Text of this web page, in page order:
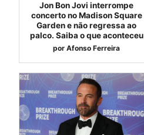
Jon Bon Jovi interrompe
concerto no Madison Square
Garden e não regressa ao
palco. Saiba o que aconteceu
por Afonso Ferreira